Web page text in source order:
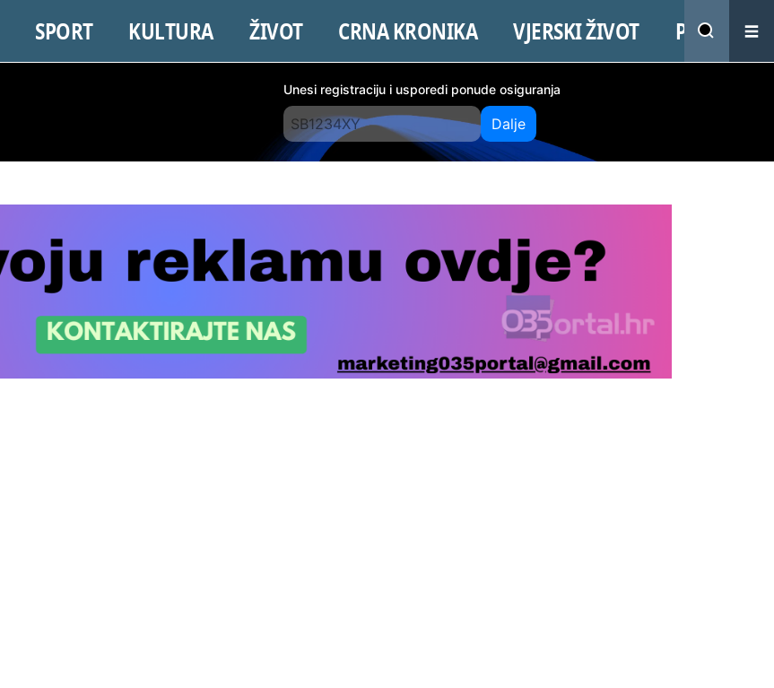
SPORT KULTURA ŽIVOT CRNA KRONIKA VJERSKI ŽIVOT PROMO
Unesi registraciju i usporedi ponude osiguranja
Dalje